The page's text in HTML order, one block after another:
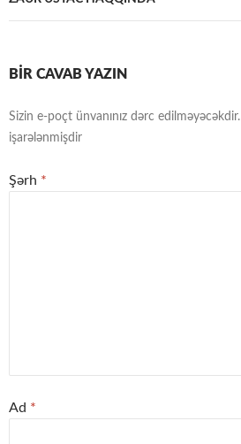
BIR CAVAB YAZIN
Sizin e-poçt ünvanınız dərc edilməyəcəkdir.
işarələnmişdir
Şərh *
Ad *